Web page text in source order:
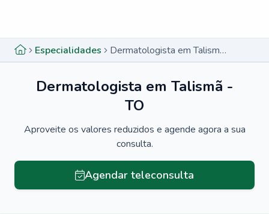
Especialidades Dermatologista em Talismã - TO
Dermatologista em Talismã -
TO
Aproveite os valores reduzidos e agende agora a sua
consulta.
Agendar teleconsulta